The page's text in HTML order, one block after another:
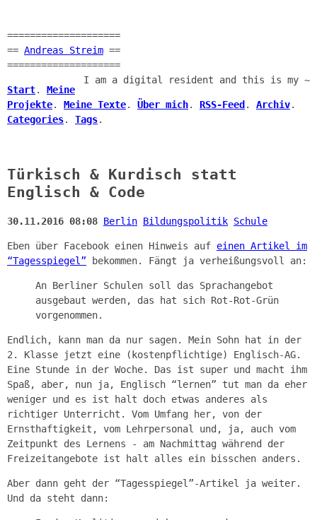
====================
== Andreas Streim ==
====================
I am a digital resident and this is my ~
Start. Meine
Projekte. Meine Texte. Über mich. RSS-Feed . Archiv.
Categories. Tags.
Türkisch & Kurdisch statt
Englisch & Code
30.11.2016 08:08 Berlin Bildungspolitik Schule
Eben über Facebook einen Hinweis auf einen Artikel im
“Tagesspiegel” bekommen. Fängt ja verheißungsvoll an:
An Berliner Schulen soll das Sprachangebot
ausgebaut werden, das hat sich Rot-Rot-Grün
vorgenommen.
Endlich, kann man da nur sagen. Mein Sohn hat in der
2. Klasse jetzt eine (kostenpflichtige) Englisch-AG.
Eine Stunde in der Woche. Das ist super und macht ihm
Spaß, aber, nun ja, Englisch “lernen” tut man da eher
weniger und es ist halt doch etwas anderes als
richtiger Unterricht. Vom Umfang her, von der
Ernsthaftigkeit, vom Lehrpersonal und, ja, auch vom
Zeitpunkt des Lernens - am Nachmittag während der
Freizeitangebote ist halt alles ein bisschen anders.
Aber dann geht der “Tagesspiegel”-Artikel ja weiter.
Und da steht dann: